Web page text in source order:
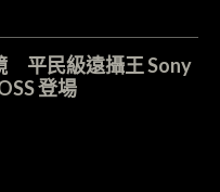
平民級遠攝王 Sony
登場